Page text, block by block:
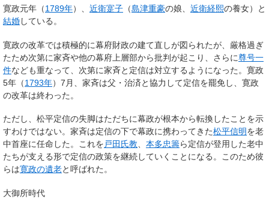
寛政元年（1789年）、 近衛寔子 （島津重豪の娘、 近衛経熙の養女）と
結婚している。
寛政の改革では積極的に幕府財政の建て直しが図られたが、厳格過ぎ
たため次第に家斉や他の幕府上層部から批判が起こり、さらに尊号一
件なども重なって、次第に家斉と定信は対立するようになった。寛政
5年（1793年）7月、家斉は父・治済と協力して定信を罷免し、寛政
の改革は終わった。
ただし、松平定信の失脚はただちに幕政が根本から転換したことを示
すわけではない。家斉は定信の下で幕政に携わってきた松平信明を老
中首座に任命した。これを戸田氏教、 本多忠籌ら定信が登用した老中
たちが支える形で定信の政策を継続していくことになる。このため彼
らは寛政の遺老と呼ばれた。
大御所時代